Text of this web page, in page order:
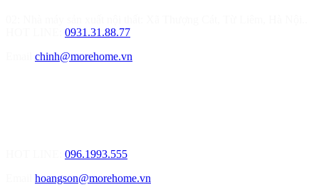
0931.31.88.77
chinh@morehome.vn
096.1993.555
hoangson@morehome.vn